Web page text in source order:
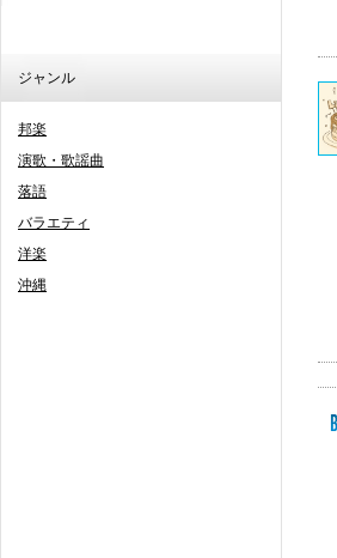
ジャンル
邦楽
演歌・歌謡曲
落語
バラエティ
洋楽
沖縄